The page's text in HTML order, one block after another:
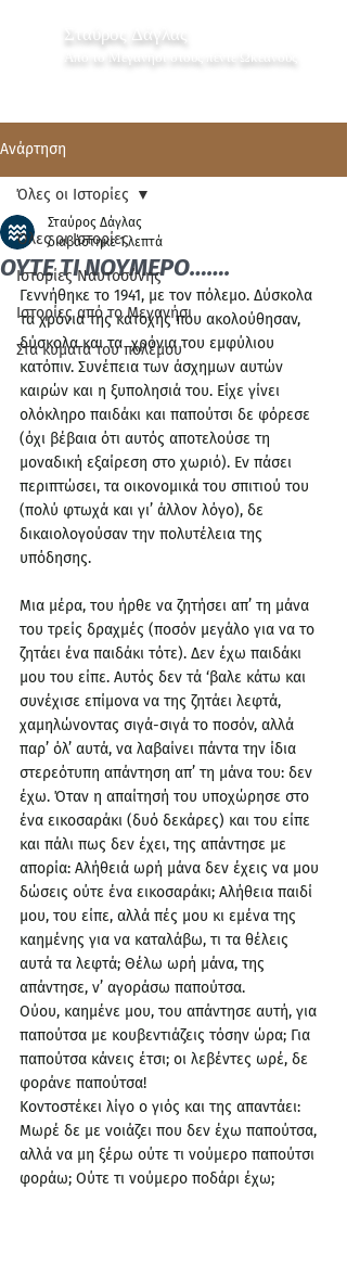
Σταύρος Δάγλας
Από το Μεγανήσι στους πέντε Ωκεανούς
Ανάρτηση
Όλες οι Ιστορίες
Ιστορίες Ναυτοσύνης
Ιστορίες από το Μεγανήσι
Στα κύματα του πολέμου
Όλες οι Ιστορίες
ΟΥΤΕ ΤΙ ΝΟΥΜΕΡΟ…….
Σταύρος Δάγλας
διαβάστηκε 1 λεπτά
Γεννήθηκε το 1941, με τον πόλεμο. Δύσκολα
τα χρόνια της κατοχής που ακολούθησαν,
δύσκολα και τα  χρόνια του εμφύλιου
κατόπιν. Συνέπεια των άσχημων αυτών
καιρών και η ξυπολησιά του. Είχε γίνει
ολόκληρο παιδάκι και παπούτσι δε φόρεσε
(όχι βέβαια ότι αυτός αποτελούσε τη
μοναδική εξαίρεση στο χωριό). Εν πάσει
περιπτώσει, τα οικονομικά του σπιτιού του
(πολύ φτωχά και γι’ άλλον λόγο), δε
δικαιολογούσαν την πολυτέλεια της
υπόδησης.
Μια μέρα, του ήρθε να ζητήσει απ’ τη μάνα
του τρείς δραχμές (ποσόν μεγάλο για να το
ζητάει ένα παιδάκι τότε). Δεν έχω παιδάκι
μου του είπε. Αυτός δεν τά ‘βαλε κάτω και
συνέχισε επίμονα να της ζητάει λεφτά,
χαμηλώνοντας σιγά-σιγά το ποσόν, αλλά
παρ’ όλ’ αυτά, να λαβαίνει πάντα την ίδια
στερεότυπη απάντηση απ’ τη μάνα του: δεν
έχω. Όταν η απαίτησή του υποχώρησε στο
ένα εικοσαράκι (δυό δεκάρες) και του είπε
και πάλι πως δεν έχει, της απάντησε με
απορία: Αλήθειά ωρή μάνα δεν έχεις να μου
δώσεις ούτε ένα εικοσαράκι; Αλήθεια παιδί
μου, του είπε, αλλά πές μου κι εμένα της
καημένης για να καταλάβω, τι τα θέλεις
αυτά τα λεφτά; Θέλω ωρή μάνα, της
απάντησε, ν’ αγοράσω παπούτσα.
Ούου, καημένε μου, του απάντησε αυτή, για
παπούτσα με κουβεντιάζεις τόσην ώρα; Για
παπούτσα κάνεις έτσι; οι λεβέντες ωρέ, δε
φοράνε παπούτσα!
Κοντοστέκει λίγο ο γιός και της απαντάει:
Μωρέ δε με νοιάζει που δεν έχω παπούτσα,
αλλά να μη ξέρω ούτε τι νούμερο παπούτσι
φοράω; Ούτε τι νούμερο ποδάρι έχω;